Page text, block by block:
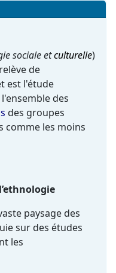
sociale etculturelle)
de
est l'étude
des
des groupes
comme les moins
paysage des
sur des études
les